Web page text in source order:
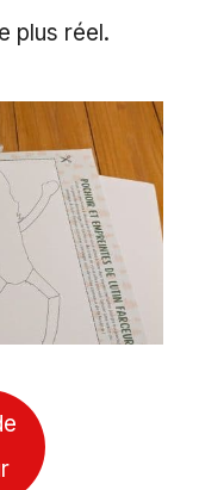
plus réel.